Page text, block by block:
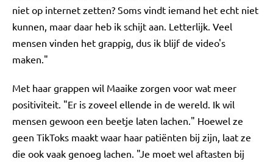
niet op internet zetten? Soms vindt iemand het echt niet
kunnen, maar daar heb ik schijt aan. Letterlijk. Veel
mensen vinden het grappig, dus ik blijf de video's
maken."
Met haar grappen wil Maaike zorgen voor wat meer
positiviteit. "Er is zoveel ellende in de wereld. Ik wil
mensen gewoon een beetje laten lachen." Hoewel ze
geen TikToks maakt waar haar patiënten bij zijn, laat ze
die ook vaak genoeg lachen. "Je moet wel aftasten bij